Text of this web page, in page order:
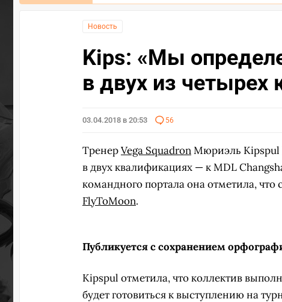
Новость
Kips: «Мы
в двух из четырех
03.04.2018 в 20:53 56
ТренерVega SquadronМюриэль Kipspul
в двух квалификациях — к MDL
командного портала она отметила, что
FlyToMoon.
Публикуется с сохранением
Kipspul отметила, что коллектив
будет готовиться к выступлению на